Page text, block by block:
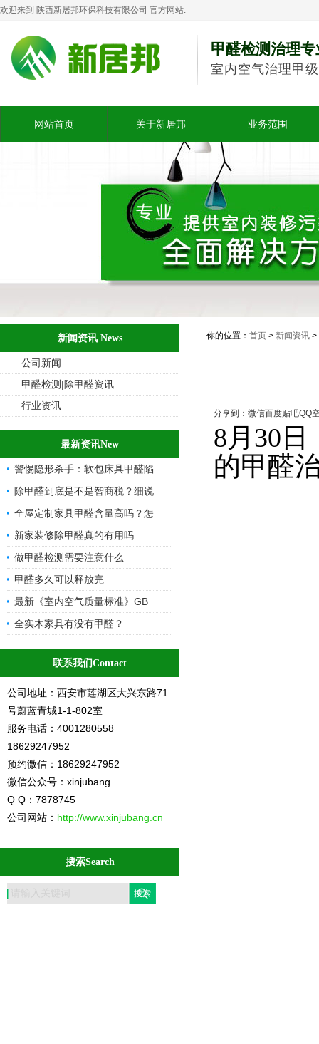
欢迎来到 陕西新居邦环保科技有限公司 官方网站.
甲醛检测治理
室内空气治理甲
网站首页 关于新居邦 业务范围
新闻资讯 News
公司新闻
甲醛检测|除甲醛资讯
行业资讯
最新资讯New
警惕隐形杀手：软包床具甲醛陷
除甲醛到底是不是智商税？细说
全屋定制家具甲醛含量高吗？怎
新家装修除甲醛真的有用吗
做甲醛检测需要注意什么
甲醛多久可以释放完
最新《室内空气质量标准》GB
全实木家具有没有甲醛？
联系我们Contact
公司地址：西安市莲湖区大兴东路71
号蔚蓝青城1-1-802室
服务电话：4001280558
18629247952
预约微信：18629247952
微信公众号：xinjubang
Q Q：7878745
公司网站： http://www.xinjubang.cn
搜索Search
你的位置： 首页 > 新闻资讯 >
分享到： 微信百度贴吧QQ
8月30
的甲醛